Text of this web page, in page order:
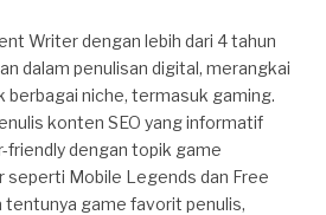
Writer dengan lebih dari 4 tahun
dalam penulisan digital, merangkai
berbagai niche, termasuk gaming.
konten SEO yang informatif
friendly dengan topik game
seperti Mobile Legends dan Free
tentunya game favorit penulis,